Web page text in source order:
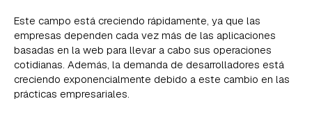
Este campo está creciendo rápidamente, ya que las
empresas dependen cada vez más de las aplicaciones
basadas en la web para llevar a cabo sus operaciones
cotidianas. Además, la demanda de desarrolladores está
creciendo exponencialmente debido a este cambio en las
prácticas empresariales.